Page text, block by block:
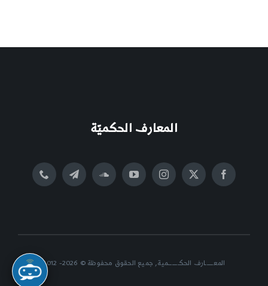
المعارف الحكميّة
المعــــــارف الحكــــــــمية, جميع الحقوق محفوظة © 2026- 2012